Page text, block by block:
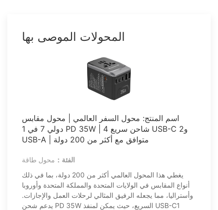
المحولات الموصى بها
اسم المنتج: محول السفر العالمي | محول مقابس
دولي 7 في 1 PD 35W | شاحن سريع 4 USB-C و2
USB-A | متوافق مع أكثر من 200 دولة
الفئة： محول طاقة
يغطي هذا المحول العالمي أكثر من 200 دولة، بما في ذلك
أنواع المقابس في الولايات المتحدة والمملكة المتحدة وأوروبا
وأستراليا، مما يجعله الرفيق المثالي لرحلات العمل والإجازات.
يدعم شحن PD 35W السريع، حيث يمكن لمنفذ USB-C1